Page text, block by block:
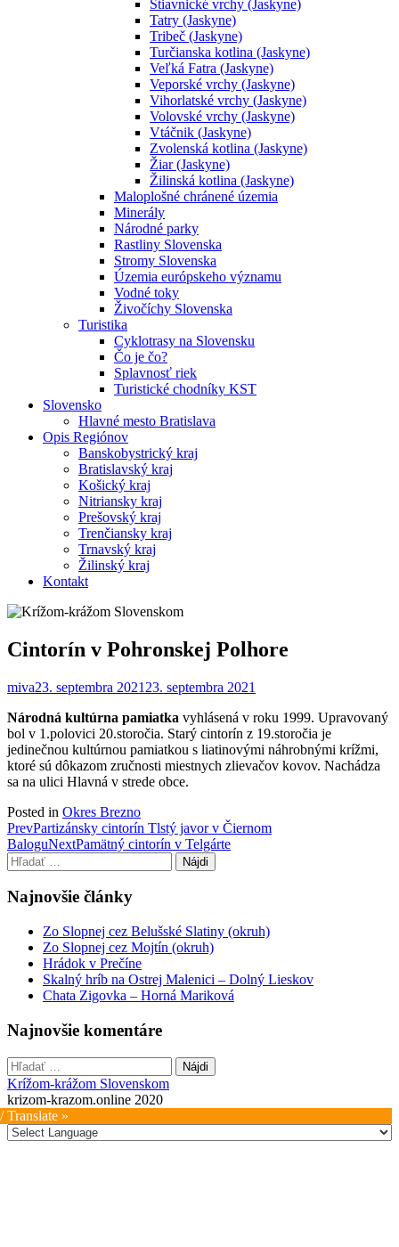
Štiavnické vrchy (Jaskyne)
Tatry (Jaskyne)
Tribeč (Jaskyne)
Turčianska kotlina (Jaskyne)
Veľká Fatra (Jaskyne)
Veporské vrchy (Jaskyne)
Vihorlatské vrchy (Jaskyne)
Volovské vrchy (Jaskyne)
Vtáčnik (Jaskyne)
Zvolenská kotlina (Jaskyne)
Žiar (Jaskyne)
Žilinská kotlina (Jaskyne)
Maloplošné chránené územia
Minerály
Národné parky
Rastliny Slovenska
Stromy Slovenska
Územia európskeho významu
Vodné toky
Živočíchy Slovenska
Turistika
Cyklotrasy na Slovensku
Čo je čo?
Splavnosť riek
Turistické chodníky KST
Slovensko
Hlavné mesto Bratislava
Opis Regiónov
Banskobystrický kraj
Bratislavský kraj
Košický kraj
Nitriansky kraj
Prešovský kraj
Trenčiansky kraj
Trnavský kraj
Žilinský kraj
Kontakt
Cintorín v Pohronskej Polhore
miva23. septembra 2021 23. septembra 2021
Národná kultúrna pamiatka vyhlásená v roku 1999. Upravovaný
bol v 1.polovici 20.storočia. Starý cintorín z 19.storočia je
jedinečnou kultúrnou pamiatkou s liatinovými náhrobnými krížmi,
ktoré sú dôkazom zručnosti miestnych zlievačov kovov. Nachádza
sa na ulici Hlavná v strede obce.
Posted in Okres Brezno
Post
navigation
PrevPartizánsky cintorín Tlstý javor v Čiernom
BaloguNextPamätný cintorín v Telgárte
Hľadať:
Najnovšie články
Zo Slopnej cez Belušské Slatiny (okruh)
Zo Slopnej cez Mojtín (okruh)
Hrádok v Prečíne
Skalný hríb na Ostrej Malenici – Dolný Lieskov
Chata Zigovka – Horná Mariková
Najnovšie komentáre
Hľadať:
Krížom-krážom Slovenskom
krizom-krazom.online 2020
Translate »